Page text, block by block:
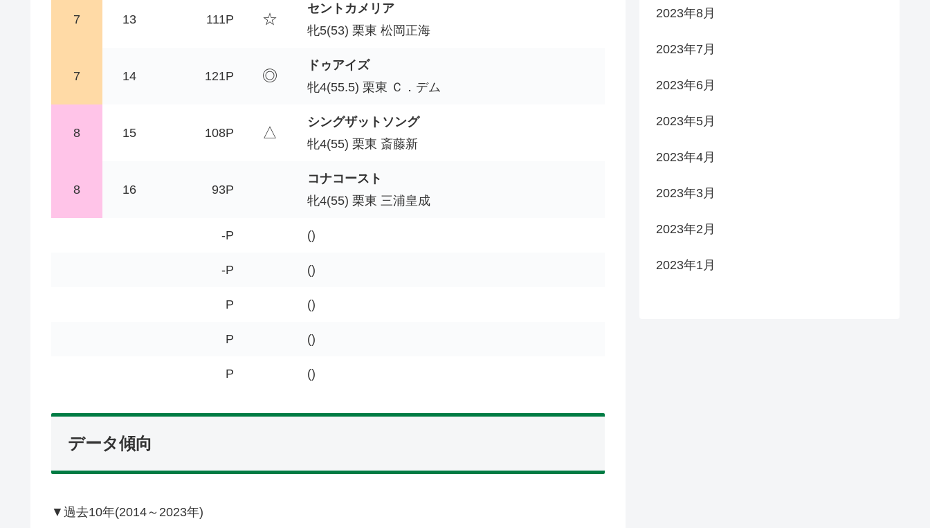
7 13 111P ☆
セントカメリア
牝5(53) 栗東 松岡正海
7 14 121P ◎
ドゥアイズ
牝4(55.5) 栗東 Ｃ．デム
8 15 108P △
シングザットソング
牝4(55) 栗東 斎藤新
8 16 93P
コナコースト
牝4(55) 栗東 三浦皇成
-P ()
-P ()
P ()
P ()
P ()
データ傾向
▼過去10年(2014～2023年)
2023年8月
2023年7月
2023年6月
2023年5月
2023年4月
2023年3月
2023年2月
2023年1月